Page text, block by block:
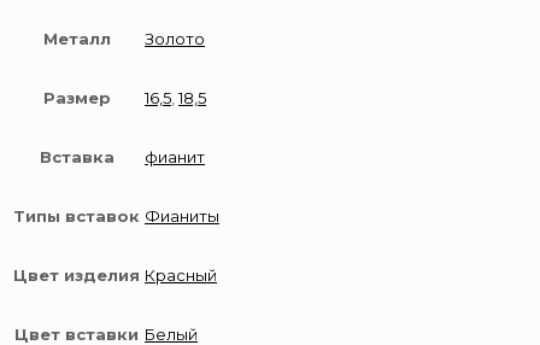
Металл Золото
Размер 16,5 ,18,5
Вставка фианит
Типы вставок Фианиты
Цвет изделия Красный
Цвет вставки Белый